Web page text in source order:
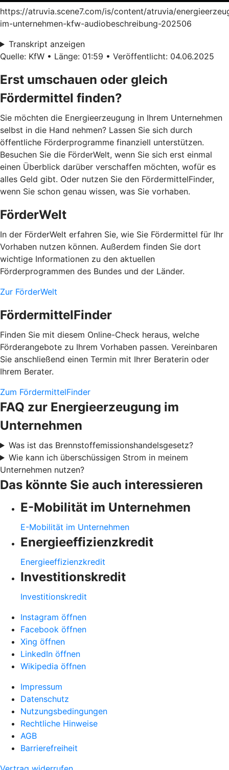
https://atruvia.scene7.com/is/content/atruvia/
im-unternehmen-kfw-audiobeschreibung-202506
Transkript anzeigen
Quelle: KfW • Länge: 01:59 • Veröffentlicht: 04.06.2025
Erst umschauen oder gleich
Fördermittel finden?
Sie möchten die Energieerzeugung in Ihrem Unternehmen
selbst in die Hand nehmen? Lassen Sie sich durch
öffentliche Förderprogramme finanziell unterstützen.
Besuchen Sie die FörderWelt, wenn Sie sich erst einmal
einen Überblick darüber verschaffen möchten, wofür es
alles Geld gibt. Oder nutzen Sie den FördermittelFinder,
wenn Sie schon genau wissen, was Sie vorhaben.
FörderWelt
In der FörderWelt erfahren Sie, wie Sie Fördermittel für Ihr
Vorhaben nutzen können. Außerdem finden Sie dort
wichtige Informationen zu den aktuellen
Förderprogrammen des Bundes und der Länder.
Zur FörderWelt
FördermittelFinder
Finden Sie mit diesem Online-Check heraus, welche
Förderangebote zu Ihrem Vorhaben passen. Vereinbaren
Sie anschließend einen Termin mit Ihrer Beraterin oder
Ihrem Berater.
Zum FördermittelFinder
FAQ zur Energieerzeugung im
Unternehmen
Was ist das Brennstoffemissionshandelsgesetz?
Wie kann ich überschüssigen Strom in meinem
Unternehmen nutzen?
Das könnte Sie auch interessieren
E-Mobilität im Unternehmen
E-Mobilität im Unternehmen
Energieeffizienzkredit
Energieeffizienzkredit
Investitionskredit
Investitionskredit
Instagram öffnen
Facebook öffnen
Xing öffnen
LinkedIn öffnen
Wikipedia öffnen
Impressum
Datenschutz
Nutzungsbedingungen
Rechtliche Hinweise
AGB
Barrierefreiheit